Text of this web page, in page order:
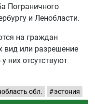
Пограничного
и Ленобласти.
на граждан
вид или разрешение
них отсутствуют
обл. эстония